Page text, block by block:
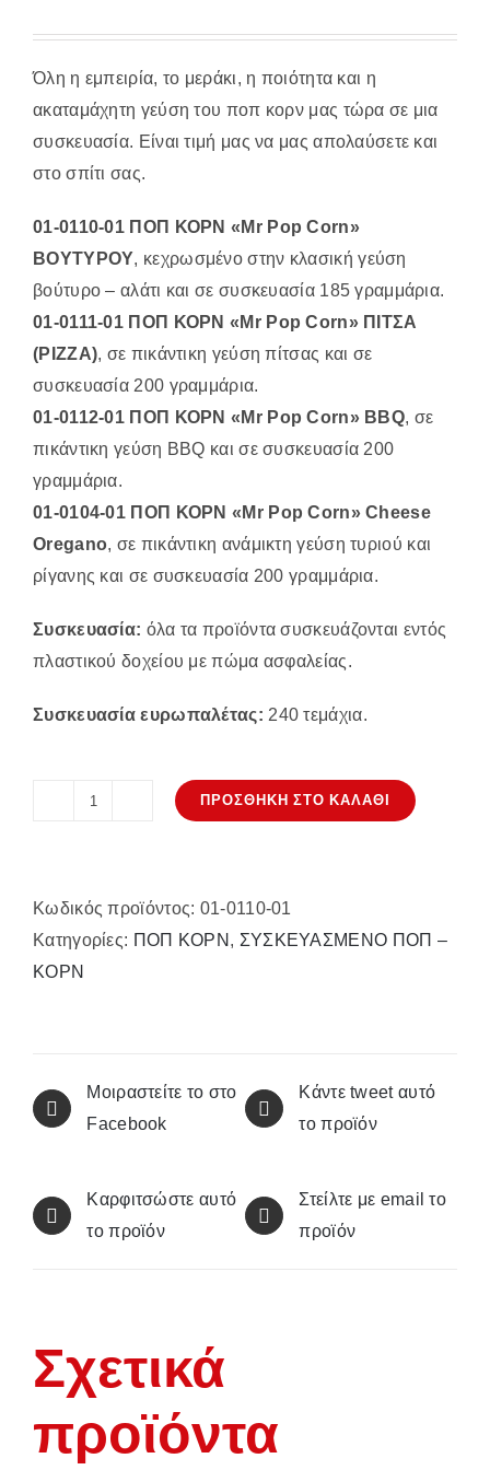
Όλη η εμπειρία, το μεράκι, η ποιότητα και η
ακαταμάχητη γεύση του ποπ κορν μας τώρα σε μια
συσκευασία. Είναι τιμή μας να μας απολαύσετε και
στο σπίτι σας.
01-0110-01 ΠΟΠ ΚΟΡΝ «Mr Pop Corn»
ΒΟΥΤΥΡΟΥ, κεχρωσμένο στην κλασική γεύση
βούτυρο – αλάτι και σε συσκευασία 185 γραμμάρια.
01-0111-01 ΠΟΠ ΚΟΡΝ «Mr Pop Corn» ΠΙΤΣΑ
(PIZZA), σε πικάντικη γεύση πίτσας και σε
συσκευασία 200 γραμμάρια.
01-0112-01 ΠΟΠ ΚΟΡΝ «Mr Pop Corn» BBQ, σε
πικάντικη γεύση BBQ και σε συσκευασία 200
γραμμάρια.
01-0104-01 ΠΟΠ ΚΟΡΝ «Mr Pop Corn» Cheese
Oregano, σε πικάντικη ανάμικτη γεύση τυριού και
ρίγανης και σε συσκευασία 200 γραμμάρια.
Συσκευασία: όλα τα προϊόντα συσκευάζονται εντός
πλαστικού δοχείου με πώμα ασφαλείας.
Συσκευασία ευρωπαλέτας: 240 τεμάχια.
POPCORN"
Βουτύρου
ΠΡΟΣΘΉΚΗ ΣΤΟ ΚΑΛΆΘΙ
Κωδικός προϊόντος: 01-0110-01
Κατηγορίες: ΠΟΠ ΚΟΡΝ , ΣΥΣΚΕΥΑΣΜΕΝΟ ΠΟΠ –
ΚΟΡΝ
Μοιραστείτε το στο
Facebook
Κάντε tweet αυτό
το προϊόν
Καρφιτσώστε αυτό
το προϊόν
Στείλτε με email το
προϊόν
Σχετικά
προϊόντα